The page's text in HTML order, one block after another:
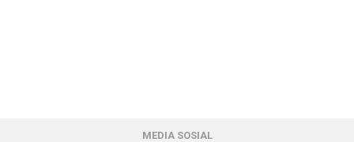
MEDIA SOSIAL